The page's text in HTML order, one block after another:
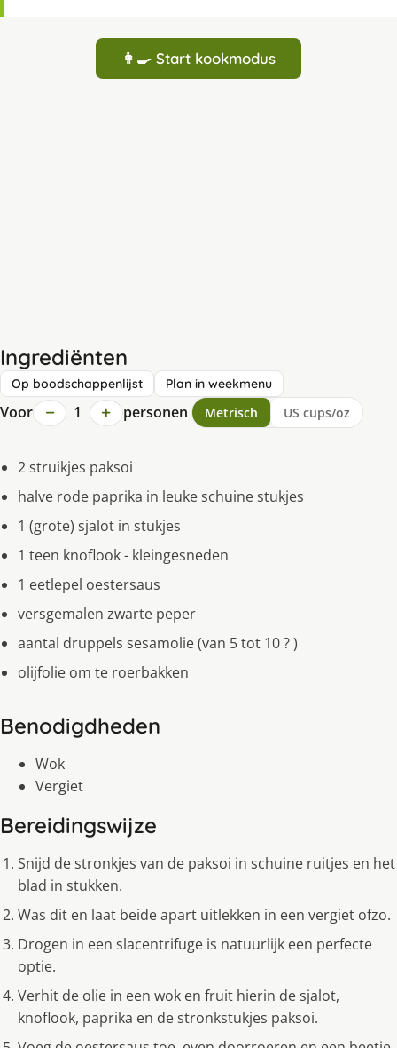
👩‍🍳 Start kookmodus
Ingrediënten
Op boodschappenlijst Plan in weekmenu
Voor − 1 + personen Metrisch US cups/oz
2 struikjes paksoi
halve rode paprika in leuke schuine stukjes
1 (grote) sjalot in stukjes
1 teen knoflook - kleingesneden
1 eetlepel oestersaus
versgemalen zwarte peper
aantal druppels sesamolie (van 5 tot 10 ? )
olijfolie om te roerbakken
Benodigdheden
Wok
Vergiet
Bereidingswijze
Snijd de stronkjes van de paksoi in schuine ruitjes en het
blad in stukken.
Was dit en laat beide apart uitlekken in een vergiet ofzo.
Drogen in een slacentrifuge is natuurlijk een perfecte
optie.
Verhit de olie in een wok en fruit hierin de sjalot,
knoflook, paprika en de stronkstukjes paksoi.